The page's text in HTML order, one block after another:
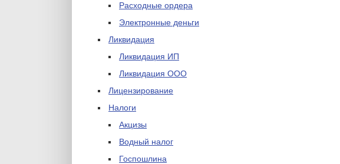
Расходные ордера
Электронные деньги
Ликвидация
Ликвидация ИП
Ликвидация ООО
Лицензирование
Налоги
Акцизы
Водный налог
Госпошлина